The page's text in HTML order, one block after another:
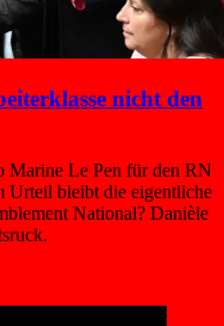
nicht den
Marine Le Pen für den RN
Urteil bleibt die eigentliche
National? Danièle